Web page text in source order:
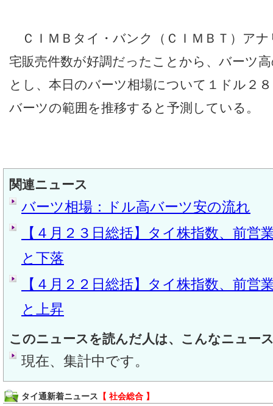
ＣＩＭＢタイ・バンク（ＣＩＭＢＴ）ア
宅販売件数が好調だったことから、バーツ
とし、本日のバーツ相場について１ドル２
バーツの範囲を推移すると予測している。
関連ニュース
バーツ相場：ドル高バーツ安の流れ
【４月２３日総括】タイ株指数、前営
と下落
【４月２２日総括】タイ株指数、前営
と上昇
このニュースを読んだ人は、こんなニュー
現在、集計中です。
タイ通新着ニュース 【 社会総合 】